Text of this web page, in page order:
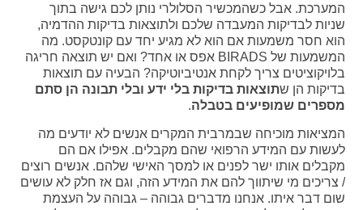
המערכת. אבל כשהמכשיר הסלולרי נותן לכם גישה בתוך
שניות לבדיקות המעבדה שלכם ולתוצאות בדיקות ההדמיה,
הוא חסר משמעות אם הוא לא מגיע יחד עם קונטקסט. מה
המשמעות של BIRADS אפס או אחד? ואם יש תוצאה חריגה
בלויקוציטים צריך לקחת אנטיביוטיקה? הבעיה עם תוצאות
בדיקות הן שתוצאות בדיקות בלי ידע ובלי תבונה הן סתם
מספרים שמופיעים בטבלה.
המציאות מוכיחה שבמרבית המקרים אנשים לא יודעים מה
לעשות עם המידע הרפואי שהם מקבלים. אפילו אם הם
מקבלים אותו ישר לפנים או למסך האישי שלהם. אנשים רוצים
/ צריכים מי שיתווך להם את המידע הזה, וגם אז חלק לא עושים
שום דבר איתו. אנחנו מדברים גבוהה – גבוהה על העצמת